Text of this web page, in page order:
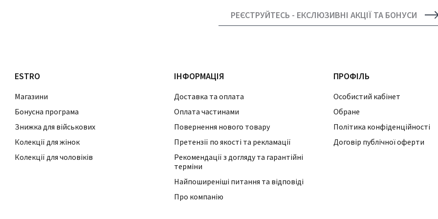
РЕЄСТРУЙТЕСЬ - ЕКСЛЮЗИВНІ АКЦІЇ ТА БОНУСИ
ESTRO
Магазини
Бонусна програма
Знижка для військових
Колекції для жінок
Колекції для чоловіків
ІНФОРМАЦІЯ
Доставка та оплата
Оплата частинами
Повернення нового товару
Претензії по якості та рекламації
Рекомендації з догляду та гарантійні
терміни
Найпоширеніші питання та відповіді
Про компанію
ПРОФІЛЬ
Особистий кабінет
Обране
Політика конфіденційності
Договір публічної оферти